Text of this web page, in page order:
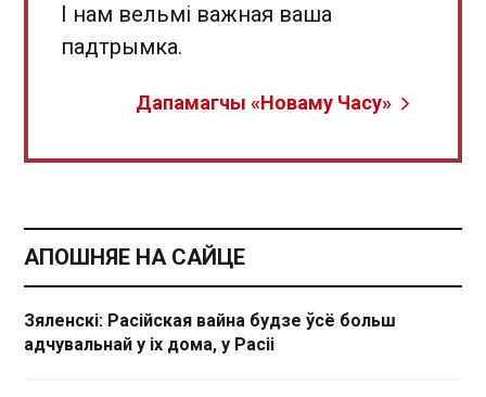
І нам вельмі важная ваша
падтрымка.
Дапамагчы «Новаму Часу»
АПОШНЯЕ НА САЙЦЕ
Зяленскі: Расійская вайна будзе ўсё больш
адчувальнай у іх дома, у Расіі